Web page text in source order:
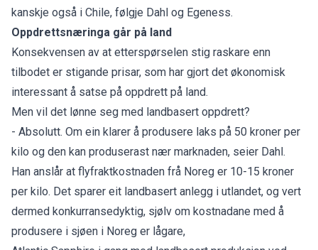
kanskje også i Chile, følgje Dahl og Egeness.
Oppdrettsnæringa går på land
Konsekvensen av at etterspørselen stig raskare enn
tilbodet er stigande prisar, som har gjort det økonomisk
interessant å satse på oppdrett på land.
Men vil det lønne seg med landbasert oppdrett?
- Absolutt. Om ein klarer å produsere laks på 50 kroner per
kilo og den kan produserast nær marknaden, seier Dahl.
Han anslår at flyfraktkostnaden frå Noreg er 10-15 kroner
per kilo. Det sparer eit landbasert anlegg i utlandet, og vert
dermed konkurransedyktig, sjølv om kostnadane med å
produsere i sjøen i Noreg er lågare,